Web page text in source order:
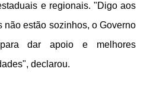
e regionais. "Digo aos
não estão sozinhos, o Governo
dar apoio e melhores
declarou.